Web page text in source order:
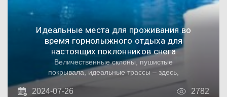
Идеальные места для проживания во
время горнолыжного отдыха для
настоящих поклонников снега
Величественные склоны, пушистые
покрывала, идеальные трассы – здесь,
среди заснеженных вершин, у вас есть
возможность обрести нечто большее, чем
2024-07-26 2782